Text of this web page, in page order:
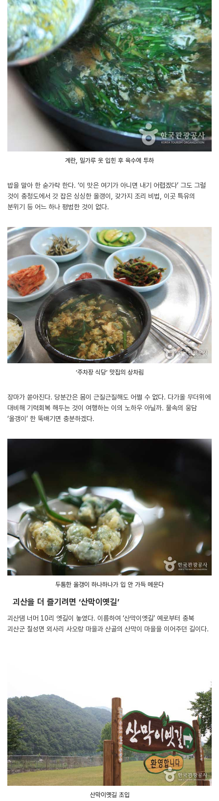
계란, 밀가루 옷 입힌 후 육수에 투하
밥을 말아 한 숟가락 한다. ‘이 맛은 여기가 아니면 내기 어렵겠다’ 그도 그럴
것이 충청도에서 갓 잡은 싱싱한 올갱이, 갖가지 조리 비법, 이곳 특유의
분위기 등 어느 하나 평범한 것이 없다.
‘주차장 식당’ 맛집의 상차림
장마가 쏟아진다. 당분간은 몸이 근질근질해도 어쩔 수 없다. 다가올 무더위에
대비해 기력회복 해두는 것이 여행하는 이의 노하우 아닐까. 물속의 웅담
‘올갱이’ 한 뚝배기면 충분하겠다.
두툼한 올갱이 하나하나가 입 안 가득 메운다
괴산을 더 즐기려면 ‘산막이옛길’
괴산댐 너머 10리 옛길이 놓였다. 이름하여 ‘산막이옛길’ 예로부터 충북
괴산군 칠성면 외사리 사오랑 마을과 산골의 산막이 마을을 이어주던 길이다.
산막이옛길 초입